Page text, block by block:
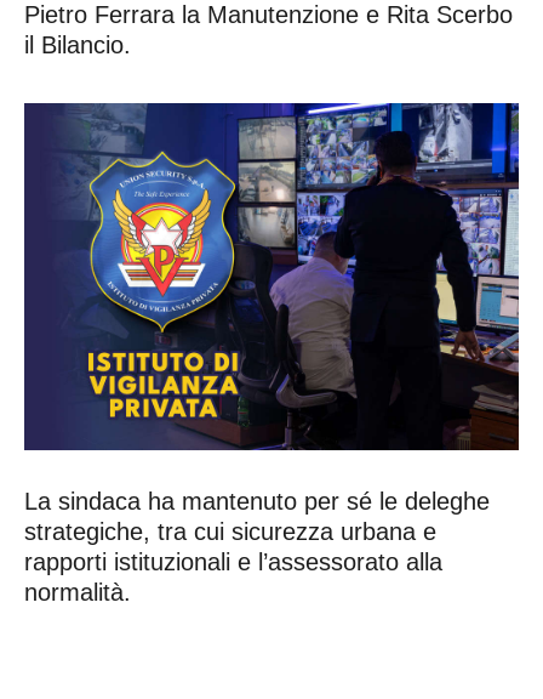
Pietro Ferrara la Manutenzione e Rita Scerbo
il Bilancio.
La sindaca ha mantenuto per sé le deleghe
strategiche, tra cui sicurezza urbana e
rapporti istituzionali e l’assessorato alla
normalità.